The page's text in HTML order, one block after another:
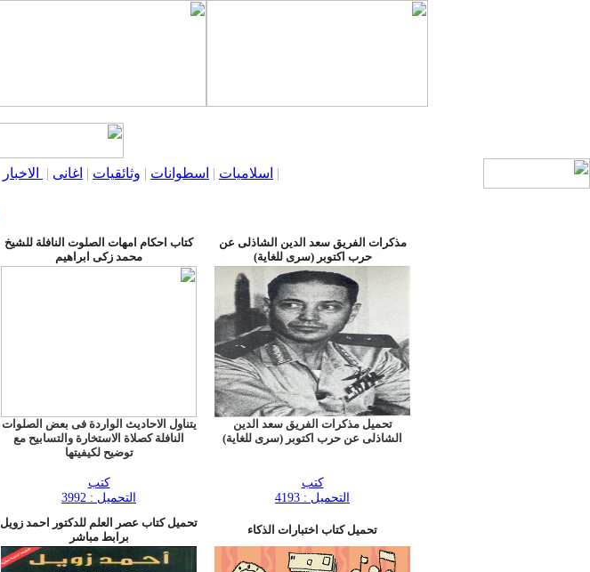
| اسلاميات | اسطوانات | وثائقيات | اغانى | الاخبار
مذكرات الفريق سعد الدين الشاذلى عن
حرب اكتوبر (سرى للغاية)
تحميل مذكرات الفريق سعد الدين
الشاذلى عن حرب اكتوبر (سرى للغاية)
كتب
التحميل : 4193
كتاب احكام امهات الصلوت النافلة للشيخ
محمد زكى ابراهيم
يتناول الاحاديث الواردة فى بعض الصلوات
النافلة كصلاة الاستخارة والتسابيح مع
توضيح لكيفيتها
كتب
التحميل : 3992
تحميل كتاب اختبارات الذكاء
تحميل كتاب عصر العلم للدكتور احمد زويل
برابط مباشر